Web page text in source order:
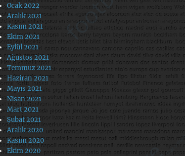
Ocak 2022
Aralık 2021
Kasım 2021
Ekim 2021
Eylül 2021
Ağustos 2021
Temmuz 2021
Haziran 2021
Mayıs 2021
Nisan 2021
Mart 2021
Şubat 2021
Aralık 2020
Kasım 2020
Ekim 2020